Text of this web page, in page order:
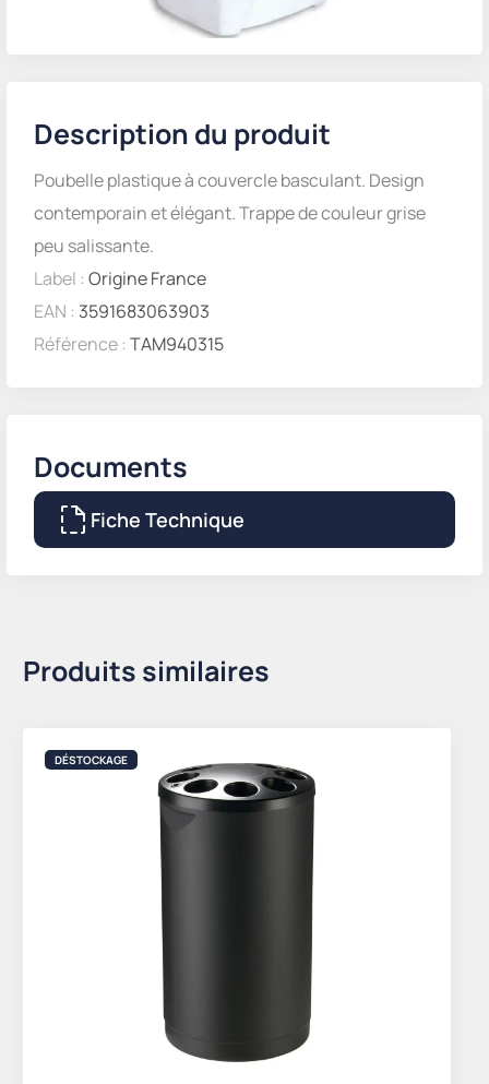
Description du produit
Poubelle plastique à couvercle basculant. Design
contemporain et élégant. Trappe de couleur grise
peu salissante.
Label : Origine France
EAN : 3591683063903
Référence : TAM940315
Documents
Fiche Technique
Produits similaires
DÉSTOCKAGE